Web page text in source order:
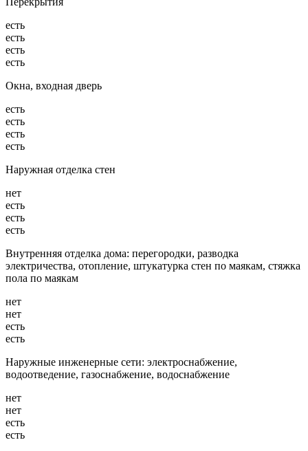
есть
есть
есть
есть
Окна, входная дверь
есть
есть
есть
есть
Наружная отделка стен
нет
есть
есть
есть
Внутренняя отделка дома: перегородки, разводка
электричества, отопление, штукатурка стен по маякам, стяжка
пола по маякам
нет
нет
есть
есть
Наружные инженерные сети: электроснабжение,
водоотведение, газоснабжение, водоснабжение
нет
нет
есть
есть